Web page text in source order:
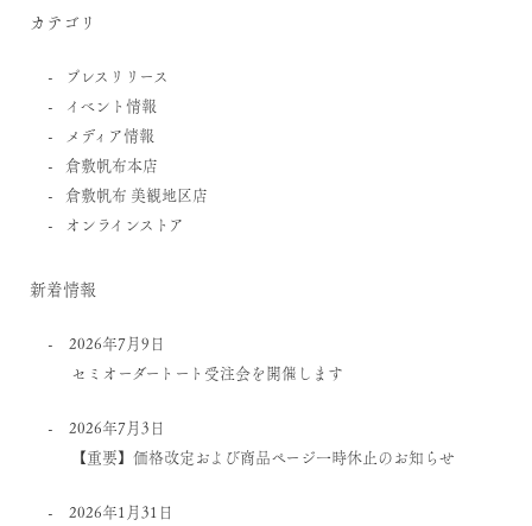
カテゴリ
プレスリリース
イベント情報
メディア情報
倉敷帆布本店
倉敷帆布 美観地区店
オンラインストア
新着情報
2026年7月9日
セミオーダートート受注会を開催します
2026年7月3日
【重要】価格改定および商品ページ一時休止のお知らせ
2026年1月31日